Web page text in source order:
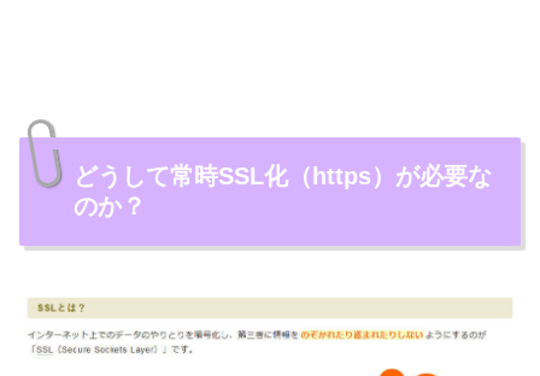
どうして常時SSL化（https）が必要な
のか？